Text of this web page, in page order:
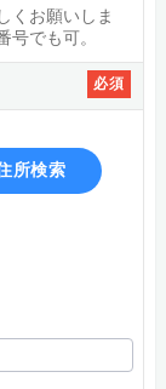
くお願いしま
でも可。
必須
所検索